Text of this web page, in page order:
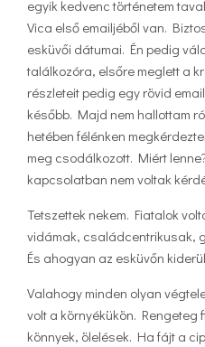
egyik kedvenc történetem
Vica első emailjéből van.
esküvői dátumai. Én pedig
találkozóra, elsőre meglett a
részleteit pedig egy rövid
később. Majd nem hallottam
hetében félénken
meg csodálkozott. Miért
kapcsolatban nem voltak
Tetszettek nekem. Fiatalok
vidámak, családcentrikusak,
És ahogyan az esküvőn
Valahogy minden olyan
volt a környékükön. Rengeteg
könnyek, ölelések. Ha fájt a